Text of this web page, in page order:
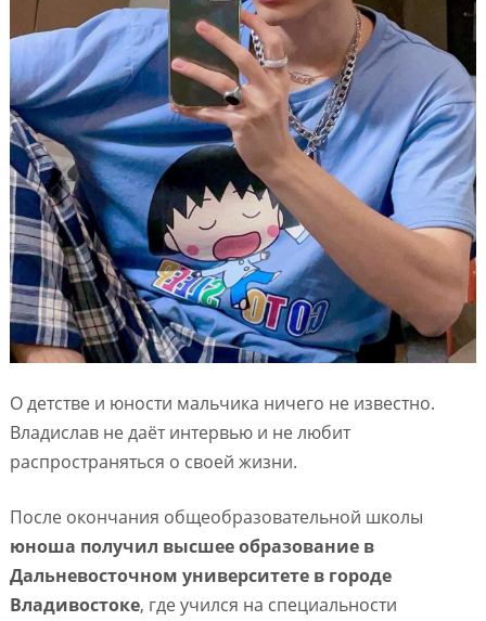
О детстве и юности мальчика ничего не известно.
Владислав не даёт интервью и не любит
распространяться о своей жизни.
После окончания общеобразовательной школы
юноша получил высшее образование в
Дальневосточном университете в городе
Владивостоке, где учился на специальности